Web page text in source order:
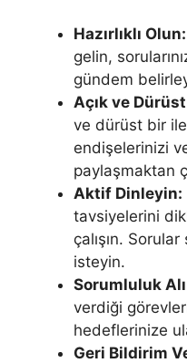
Hazırlıklı Olun:
gelin,
gündem
Açık ve
ve dürüst bir
endişelerinizi
paylaşmaktan
Aktif Dinleyin:
tavsiyelerini
çalışın.
isteyin.
Sorumluluk
verdiği
hedeflerinize
Geri Bildirim